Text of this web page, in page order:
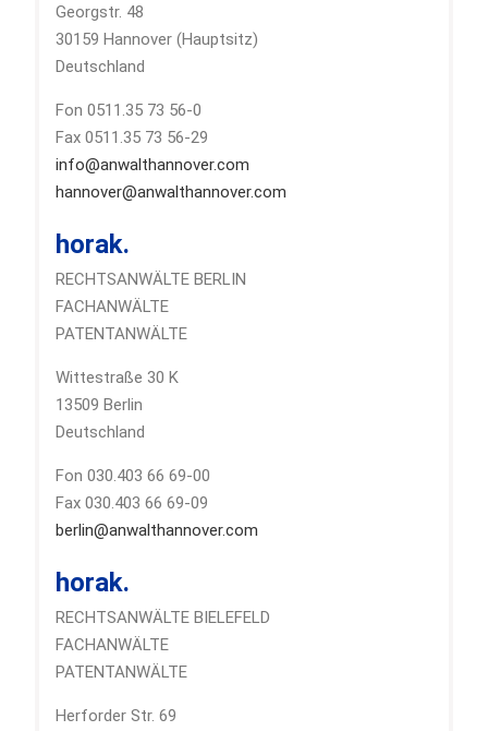
Georgstr. 48
30159 Hannover (Hauptsitz)
Deutschland
Fon 0511.35 73 56-0
Fax 0511.35 73 56-29
info@anwalthannover.com
hannover@anwalthannover.com
horak.
RECHTSANWÄLTE BERLIN
FACHANWÄLTE
PATENTANWÄLTE
Wittestraße 30 K
13509 Berlin
Deutschland
Fon 030.403 66 69-00
Fax 030.403 66 69-09
berlin@anwalthannover.com
horak.
RECHTSANWÄLTE BIELEFELD
FACHANWÄLTE
PATENTANWÄLTE
Herforder Str. 69